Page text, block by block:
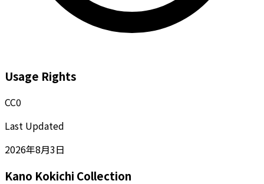
Usage Rights
CC0
Last Updated
2026年8月3日
Kano Kokichi Collection